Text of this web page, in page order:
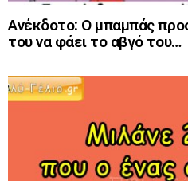
Ανέκδοτο: Ο μπαμπάς
του να φάει το αβγό του…